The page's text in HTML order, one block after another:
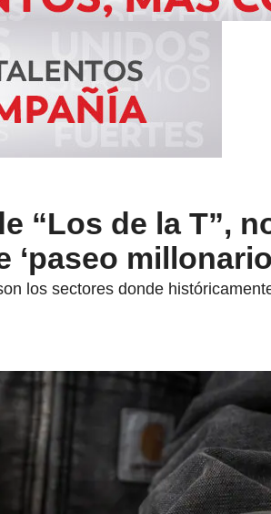
“Los de la T”,
‘paseo
los sectores donde